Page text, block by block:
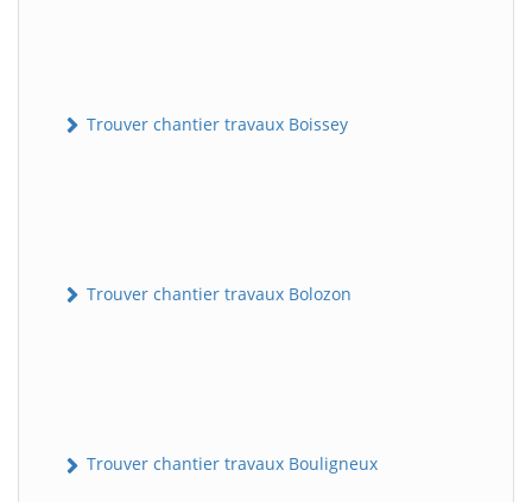
Trouver chantier travaux Boissey
Trouver chantier travaux Bolozon
Trouver chantier travaux Bouligneux